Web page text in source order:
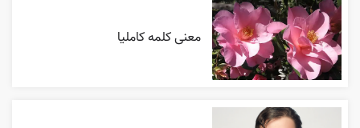
معنی کلمه کاملیا